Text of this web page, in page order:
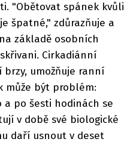
"Obětovat spánek kvůli
špatné," zdůrazňuje a
základě osobních
Cirkadiánní
brzy, umožňuje ranní
může být problém:
a po šesti hodinách se
v době své biologické
daří usnout v deset